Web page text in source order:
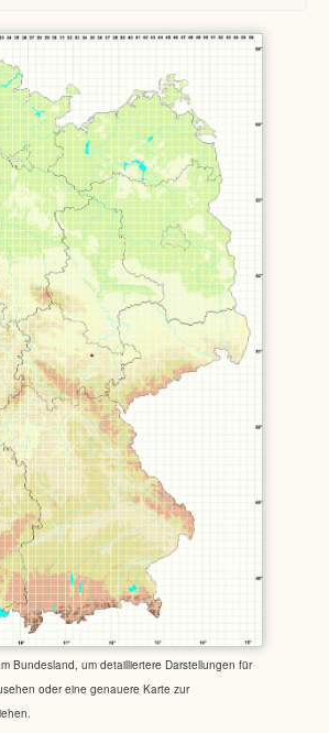
Bundesland, um detailliertere Darstellungen für
oder eine genauere Karte zur